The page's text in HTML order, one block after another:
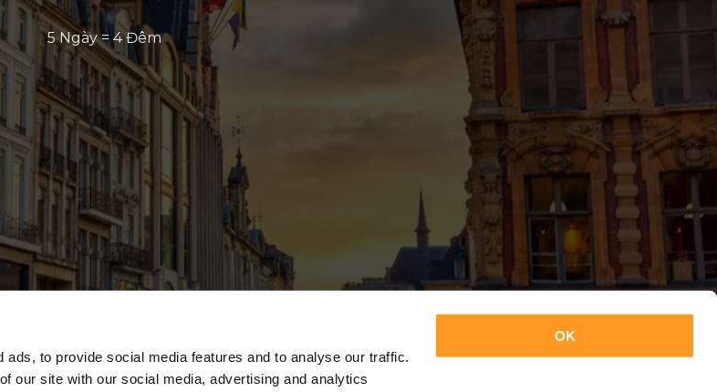
to provide social media features and to analyse our traffic.
our site with our social media, advertising and analytics
OK
5 Ngày = 4 Đêm